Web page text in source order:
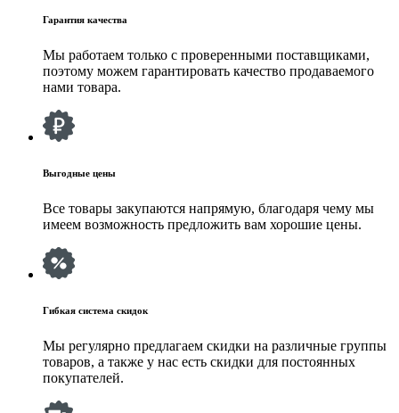
Гарантия качества
Мы работаем только с проверенными поставщиками,
поэтому можем гарантировать качество продаваемого
нами товара.
Выгодные цены
Все товары закупаются напрямую, благодаря чему мы
имеем возможность предложить вам хорошие цены.
Гибкая система скидок
Мы регулярно предлагаем скидки на различные группы
товаров, а также у нас есть скидки для постоянных
покупателей.